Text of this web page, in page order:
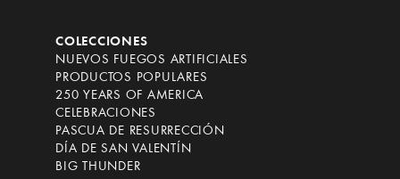
COLECCIONES
NUEVOS FUEGOS ARTIFICIALES
PRODUCTOS POPULARES
250 YEARS OF AMERICA
CELEBRACIONES
PASCUA DE RESURRECCIÓN
DÍA DE SAN VALENTÍN
BIG THUNDER